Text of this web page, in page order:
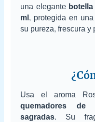
una elegante
ml , protegida en
su pureza, frescura y
Usa el aroma
quemadores de
sagradas. Su